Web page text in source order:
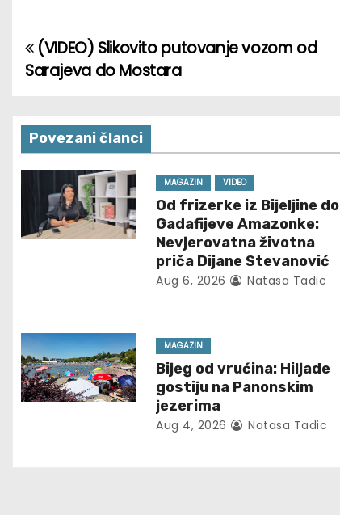
P
s
t
a
g
a
t
(VIDEO) Slikovito putovanje vozom od
Sarajeva do Mostara
Povezani članci
MAGAZIN VIDEO
Od frizerke iz Bijeljine do
Gadafijeve Amazonke:
Nevjerovatna životna
priča Dijane Stevanović
Aug 6, 2026 Natasa Tadic
MAGAZIN
Bijeg od vrućina: Hiljade
gostiju na Panonskim
jezerima
Aug 4, 2026 Natasa Tadic